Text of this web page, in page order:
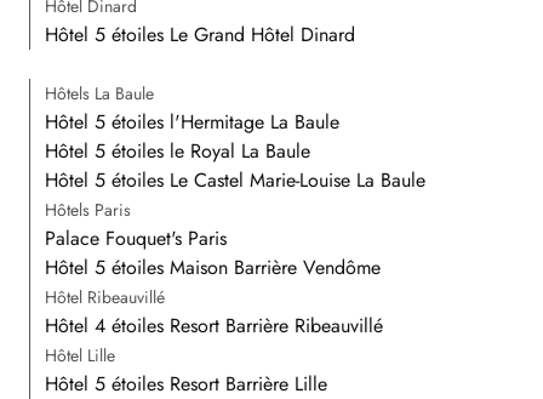
Hôtel Dinard
Hôtel 5 étoiles Le Grand Hôtel Dinard
Hôtels La Baule
Hôtel 5 étoiles l'Hermitage La Baule
Hôtel 5 étoiles le Royal La Baule
Hôtel 5 étoiles Le Castel Marie-Louise La Baule
Hôtels Paris
Palace Fouquet's Paris
Hôtel 5 étoiles Maison Barrière Vendôme
Hôtel Ribeauvillé
Hôtel 4 étoiles Resort Barrière Ribeauvillé
Hôtel Lille
Hôtel 5 étoiles Resort Barrière Lille